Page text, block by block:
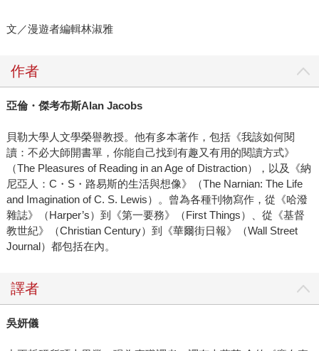
文／漫遊者編輯林淑雅
作者
亞倫・傑考布斯Alan Jacobs
貝勒大學人文學榮譽教授。他有多本著作，包括《我該如何閱
讀：不必大師開書單，你能自己找到有趣又有用的閱讀方式》
（The Pleasures of Reading in an Age of Distraction），以及《納
尼亞人：C・S・路易斯的生活與想像》（The Narnian: The Life
and Imagination of C. S. Lewis）。曾為各種刊物寫作，從《哈潑
雜誌》（Harper’s）到《第一要務》（First Things）、從《基督
教世紀》（Christian Century）到《華爾街日報》（Wall Street
Journal）都包括在內。
譯者
吳妍儀